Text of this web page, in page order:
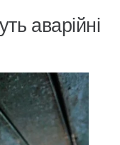
аварійні